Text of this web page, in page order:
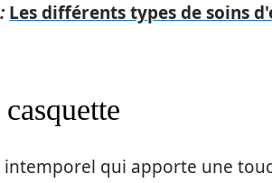
Les différents types de soins
qui apporte une